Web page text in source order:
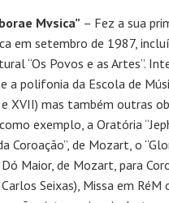
Mvsica” – Fez a sua
em setembro de 1987,
“Os Povos e as Artes”.
a polifonia da Escola de
e XVII) mas também outras
exemplo, a Oratória
Coroação”, de Mozart, o
Maior, de Mozart, para
Seixas), Missa em RéM